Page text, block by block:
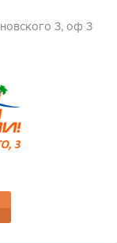
3, оф 3